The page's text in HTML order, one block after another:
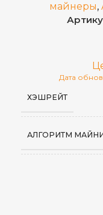
РАБОЧАЯ
ДАТА
ВЕС НЕТТО, КГ
майнеры,
Дата
ХЭШРЕЙТ
АЛГОРИТМ